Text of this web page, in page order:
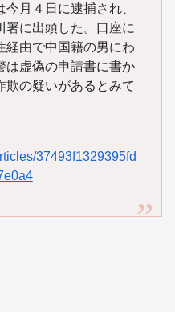
月４日に逮捕され、
署に出頭した。口座に
経由で中国籍の男にわ
は虚偽の申請書に書か
欺の疑いがあるとみて
37493f1329395fd